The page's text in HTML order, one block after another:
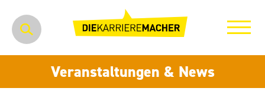
Veranstaltungen & News